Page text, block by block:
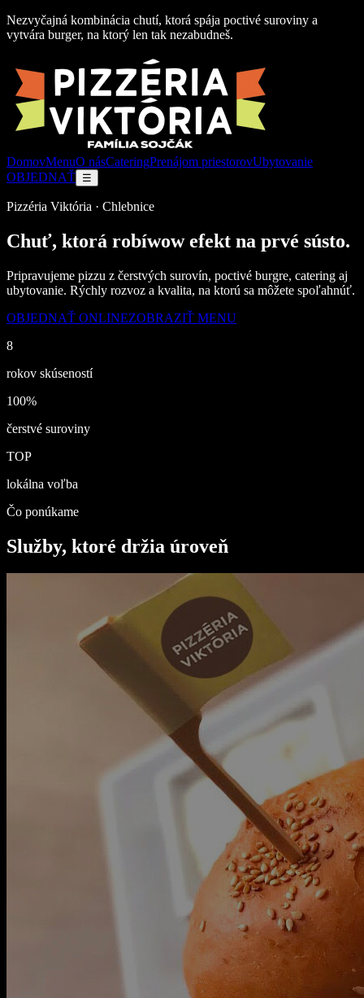
Nezvyčajná kombinácia chutí, ktorá spája poctivé suroviny a
vytvára burger, na ktorý len tak nezabudneš.
DomovMenuO násCateringPrenájom priestorovUbytovanie
OBJEDNAŤ ☰
Pizzéria Viktória · Chlebnice
Chuť, ktorá robíwow efekt na prvé sústo.
Pripravujeme pizzu z čerstvých surovín, poctivé burgre, catering aj
ubytovanie. Rýchly rozvoz a kvalita, na ktorú sa môžete spoľahnúť.
OBJEDNAŤ ONLINEZOBRAZIŤ MENU
8
rokov skúseností
100%
čerstvé suroviny
TOP
lokálna voľba
Čo ponúkame
Služby, ktoré držia úroveň